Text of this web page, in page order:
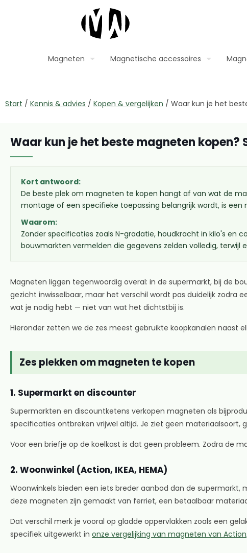
Magneten Magnetische accessoires
Start / Kennis & advies / Kopen & vergelijken / Waar kun je het
Waar kun je het beste magneten
Kort antwoord:
De beste plek om magneten te kopen hangt af van wat de
montage of een specifieke toepassing belangrijk wordt, is
Waarom:
Zonder specificaties zoals N-gradatie, houdkracht in kilo's en
bouwmarkten vermelden die gegevens zelden volledig, terwijl
Magneten liggen tegenwoordig overal: in de supermarkt, bij de
gezicht inwisselbaar, maar het verschil wordt pas duidelijk
wat je nodig hebt — niet van wat het dichtstbij is.
Hieronder zetten we de zes meest gebruikte koopkanalen naast
Zes plekken om magneten te kopen
1. Supermarkt en discounter
Supermarkten en discountketens verkopen magneten als
specificaties ontbreken vrijwel altijd. Je ziet geen
Voor een briefje op de koelkast is dat geen probleem. Zodra de
2. Woonwinkel (Action, IKEA, HEMA)
Woonwinkels bieden een iets breder aanbod dan de
deze magneten zijn gemaakt van ferriet, een betaalbaar
Dat verschil merk je vooral op gladde oppervlakken zoals een
specifiek uitgewerkt in onze vergelijking van magneten van Action,